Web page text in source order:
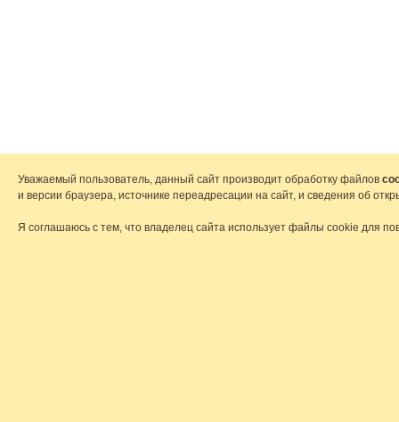
Уважаемый пользователь, данный сайт производит обработку файлов
и версии браузера, источнике переадресации на сайт, и сведения об
Я соглашаюсь с тем, что владелец сайта использует файлы cookie для